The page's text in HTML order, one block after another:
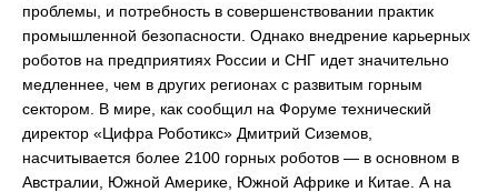
проблемы, и потребность в совершенствовании практик
промышленной безопасности. Однако внедрение карьерных
роботов на предприятиях России и СНГ идет значительно
медленнее, чем в других регионах с развитым горным
сектором. В мире, как сообщил на Форуме технический
директор «Цифра Роботикс» Дмитрий Сиземов,
насчитывается более 2100 горных роботов — в основном в
Австралии, Южной Америке, Южной Африке и Китае. А на